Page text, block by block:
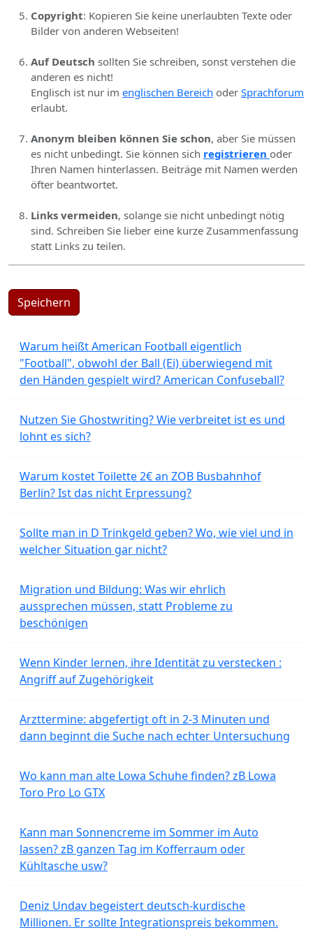
Copyright: Kopieren Sie keine unerlaubten Texte oder
Bilder von anderen Webseiten!
Auf Deutsch sollten Sie schreiben, sonst verstehen die
anderen es nicht!
Englisch ist nur im englischen Bereich oder Sprachforum
erlaubt.
Anonym bleiben können Sie schon, aber Sie müssen
es nicht unbedingt. Sie können sich registrieren oder
Ihren Namen hinterlassen. Beiträge mit Namen werden
öfter beantwortet.
Links vermeiden, solange sie nicht unbedingt nötig
sind. Schreiben Sie lieber eine kurze Zusammenfassung
statt Links zu teilen.
Speichern
Warum heißt American Football eigentlich
"Football", obwohl der Ball (Ei) überwiegend mit
den Händen gespielt wird? American Confuseball?
Nutzen Sie Ghostwriting? Wie verbreitet ist es und
lohnt es sich?
Warum kostet Toilette 2€ an ZOB Busbahnhof
Berlin? Ist das nicht Erpressung?
Sollte man in D Trinkgeld geben? Wo, wie viel und in
welcher Situation gar nicht?
Migration und Bildung: Was wir ehrlich
aussprechen müssen, statt Probleme zu
beschönigen
Wenn Kinder lernen, ihre Identität zu verstecken :
Angriff auf Zugehörigkeit
Arzttermine: abgefertigt oft in 2-3 Minuten und
dann beginnt die Suche nach echter Untersuchung
Wo kann man alte Lowa Schuhe finden? zB Lowa
Toro Pro Lo GTX
Kann man Sonnencreme im Sommer im Auto
lassen? zB ganzen Tag im Kofferraum oder
Kühltasche usw?
Deniz Undav begeistert deutsch-kurdische
Millionen. Er sollte Integrationspreis bekommen.